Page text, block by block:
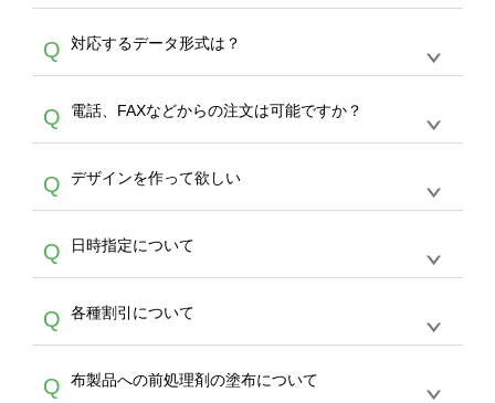
A
生産にて承っております。デザインツールから
デザインの作成から決済まで完了できます。
30枚以上やシルク印刷など、大口注文の場合
は、サポートが担当するエコバッグコンシェル
やタンブラーコンシェルをご利用ください。製
作する数量が多ければ多いほど、オンデマンド
サービスよりも低価格で製作することが可能で
す。
Q 対応するデータ形式は？
A
ドできるデータ形式は、JPG / PNG / AI / PSD /
PDF 形式になります。データの最大サイズ
写真などもアップロード可能です。使用できな
い画像はエラーになります。（※ Illustratorか
らの直接入稿には対応していません。AIで保存
し、デザインツールからアップロードして下さ
い）
Q 電話、FAXなどからの注文は可能ですか？
A
文のみ受け付けております。30個以上のご製
作をお考えの方は、サポートが担当するエコバ
スをご利用頂ければ、電話やFAX、メールなど
でご注文が可能です。
Q デザインを作って欲しい
A
を作って欲しい。などの場合は、製作数量が
30個以上であれば、サポート担当が、デザイ
バッグコンシェル
サー
ビスをご利用ください。(※ 30個以下の場合
は、デザインツールをご利用ください)
Q 日時指定について
A
ん。発送後18時以降に配送業者・伝票番号を
メールでお知らせいたしますので、直接配送業
者にご連絡いただき調整をお願い致します。
Q 各種割引について
A
カート内で自動的に割引(最大50%)が適用され
Q 布製品への前処理剤の塗布について